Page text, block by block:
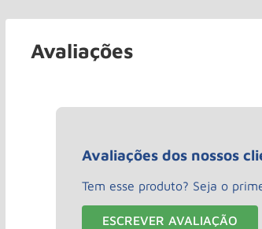
Avaliações
Avaliações dos nossos
Tem esse produto? Seja o
ESCREVER AVALIAÇÃO